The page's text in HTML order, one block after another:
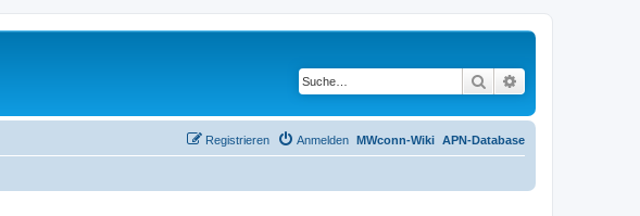
Suche
APN-Database
MWconn-Wiki
Anmelden
Registrieren